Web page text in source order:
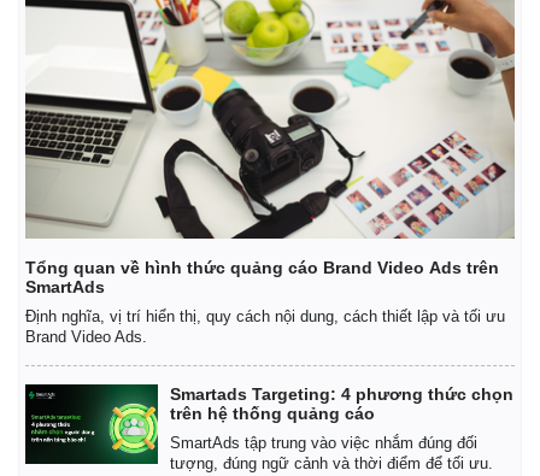
Tổng quan về hình thức quảng cáo Brand Video Ads trên
SmartAds
Định nghĩa, vị trí hiển thị, quy cách nội dung, cách thiết lập và tối ưu
Brand Video Ads.
Smartads Targeting: 4 phương thức chọn
trên hệ thống quảng cáo
SmartAds tập trung vào việc nhắm đúng đối
tượng, đúng ngữ cảnh và thời điểm để tối ưu.